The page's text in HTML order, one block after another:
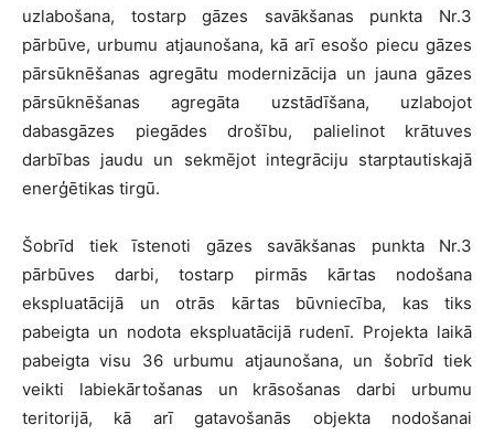
uzlabošana, tostarp gāzes savākšanas punkta Nr.3
pārbūve, urbumu atjaunošana, kā arī esošo piecu gāzes
pārsūknēšanas agregātu modernizācija un jauna gāzes
pārsūknēšanas agregāta uzstādīšana, uzlabojot
dabasgāzes piegādes drošību, palielinot krātuves
darbības jaudu un sekmējot integrāciju starptautiskajā
enerģētikas tirgū.
Šobrīd tiek īstenoti gāzes savākšanas punkta Nr.3
pārbūves darbi, tostarp pirmās kārtas nodošana
ekspluatācijā un otrās kārtas būvniecība, kas tiks
pabeigta un nodota ekspluatācijā rudenī. Projekta laikā
pabeigta visu 36 urbumu atjaunošana, un šobrīd tiek
veikti labiekārtošanas un krāsošanas darbi urbumu
teritorijā, kā arī gatavošanās objekta nodošanai